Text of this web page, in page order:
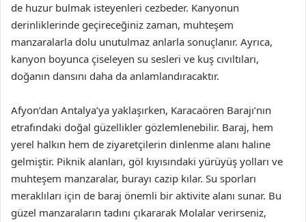
de huzur bulmak isteyenleri cezbeder. Kanyonun
derinliklerinde geçireceğiniz zaman, muhteşem
manzaralarla dolu unutulmaz anlarla sonuçlanır. Ayrıca,
kanyon boyunca çiseleyen su sesleri ve kuş cıvıltıları,
doğanın dansını daha da anlamlandıracaktır.
Afyon’dan Antalya’ya yaklaşırken, Karacaören Barajı’nın
etrafındaki doğal güzellikler gözlemlenebilir. Baraj, hem
yerel halkın hem de ziyaretçilerin dinlenme alanı haline
gelmiştir. Piknik alanları, göl kıyısındaki yürüyüş yolları ve
muhteşem manzaralar, burayı cazip kılar. Su sporları
meraklıları için de baraj önemli bir aktivite alanı sunar. Bu
güzel manzaraların tadını çıkararak Molalar verirseniz,